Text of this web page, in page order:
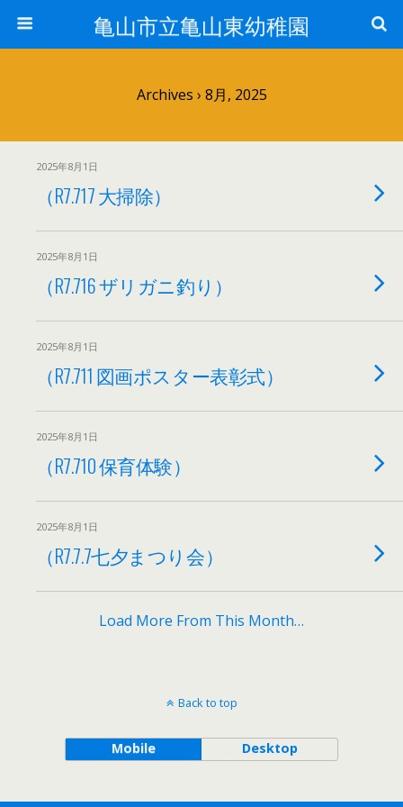
亀山市立亀山東幼稚園
Archives › 8月, 2025
2025年8月1日
（R7.717 大掃除）
2025年8月1日
（R7.716 ザリガニ釣り）
2025年8月1日
（R7.711 図画ポスター表彰式）
2025年8月1日
（R7.710 保育体験）
2025年8月1日
（R7.7.7七夕まつり会）
Load More From This Month…
Back to top
Mobile Desktop